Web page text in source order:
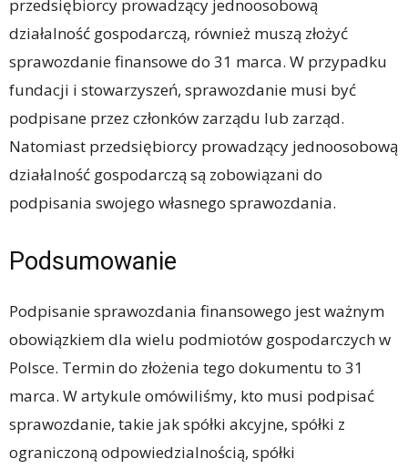
przedsiębiorcy prowadzący jednoosobową
działalność gospodarczą, również muszą złożyć
sprawozdanie finansowe do 31 marca. W przypadku
fundacji i stowarzyszeń, sprawozdanie musi być
podpisane przez członków zarządu lub zarząd.
Natomiast przedsiębiorcy prowadzący jednoosobową
działalność gospodarczą są zobowiązani do
podpisania swojego własnego sprawozdania.
Podsumowanie
Podpisanie sprawozdania finansowego jest ważnym
obowiązkiem dla wielu podmiotów gospodarczych w
Polsce. Termin do złożenia tego dokumentu to 31
marca. W artykule omówiliśmy, kto musi podpisać
sprawozdanie, takie jak spółki akcyjne, spółki z
ograniczoną odpowiedzialnością, spółki